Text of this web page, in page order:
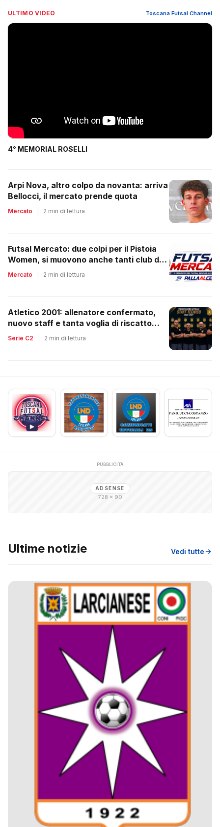
ULTIMO VIDEO Toscana Futsal Channel
4° MEMORIAL ROSELLI
Arpi Nova, altro colpo da novanta: arriva
Bellocci, il mercato prende quota
Mercato 2 min di lettura
Futsal Mercato: due colpi per il Pistoia
Women, si muovono anche tanti club del
regionale
Mercato 2 min di lettura
Atletico 2001: allenatore confermato,
nuovo staff e tanta voglia di riscatto
dopo la retrocessione
Serie C2 2 min di lettura
PUBBLICITÀ
ADSENSE
728 × 90
Ultime notizie Vedi tutte